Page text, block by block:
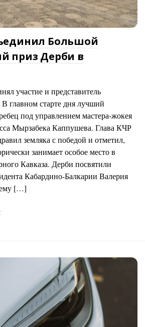
Большой
приз Дерби в
участие и представитель
главном старте дня лучший
под управлением мастера-жокея
Мырзабека Каппушева. Глава КЧР
земляка с победой и отметил,
занимает особое место в
Кавказа. Дерби посвятили
Кабардино-Балкарии Валерия
ему […]